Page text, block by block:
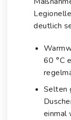
deutlich
60 °C
Selten
einmal